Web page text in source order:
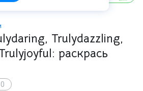
Trulydazzling,
раскрась
0